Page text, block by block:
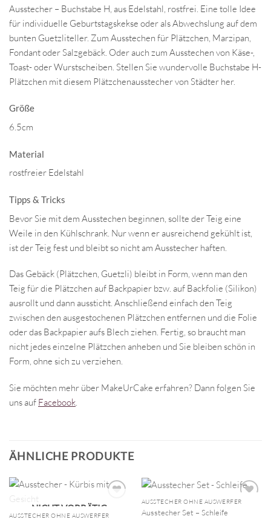
Ausstecher – Buchstabe H, aus Edelstahl, rostfrei. Eine tolle Idee
für individuelle Geburtstagskekse oder als Abwechslung auf dem
bunten Guetzliteller. Zum Ausstechen für Plätzchen, Marzipan,
Fondant oder Salzgebäck. Oder auch zum Ausstechen von Käse-,
Toast- oder Wurstscheiben. Stellen Sie wundervolle Buchstabe H-
Plätzchen mit diesem Plätzchenausstecher von Städter her.
Größe
6.5cm
Material
rostfreier Edelstahl
Tipps & Tricks
Bevor Sie mit dem Ausstechen beginnen, sollte der Teig eine
Weile in den Kühlschrank. Nur wenn er ausreichend gekühlt ist,
ist der Teig fest und bleibt so nicht am Ausstecher haften.
Das Gebäck (Plätzchen, Guetzli) bleibt in Form, wenn man den
Teig für die Plätzchen auf Backpapier bzw. auf Backfolie (Silikon)
ausrollt und dann aussticht. Anschließend einfach den Teig
zwischen den ausgestochenen Plätzchen entfernen und die Folie
oder das Backpapier aufs Blech ziehen. Fertig, so braucht man
nicht jedes einzelne Plätzchen anheben und Sie bleiben schön in
Form, ohne sich zu verziehen.
Sie möchten mehr über MakeUrCake erfahren? Dann folgen Sie
uns auf Facebook.
ÄHNLICHE PRODUKTE
NICHT VORRÄTIG
AUSSTECHER OHNE AUSWERFER
AUSSTECHER OHNE AUSWERFER
Ausstecher Set – Schleife